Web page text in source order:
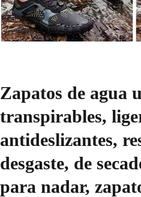
Zapatos de agua
transpirables,
antideslizantes,
desgaste, de
para nadar,